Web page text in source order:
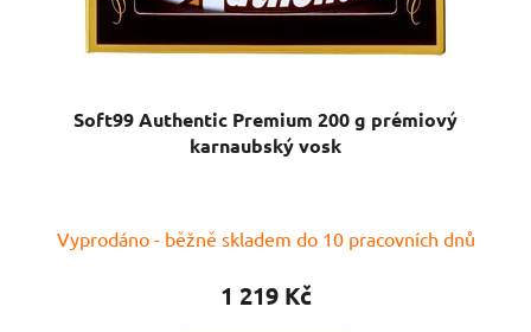
Soft99 Authentic Premium 200 g prémiový
karnaubský vosk
hodnocení
produktu
Vyprodáno - běžně skladem do 10 pracovních dnů
1 219 Kč